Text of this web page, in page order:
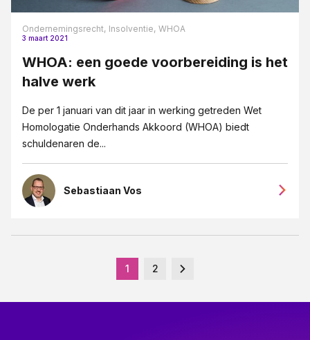
Ondernemingsrecht, Insolventie, WHOA
3 maart 2021
WHOA: een goede voorbereiding is het
halve werk
De per 1 januari van dit jaar in werking getreden Wet
Homologatie Onderhands Akkoord (WHOA) biedt
schuldenaren de...
Sebastiaan Vos
1 2